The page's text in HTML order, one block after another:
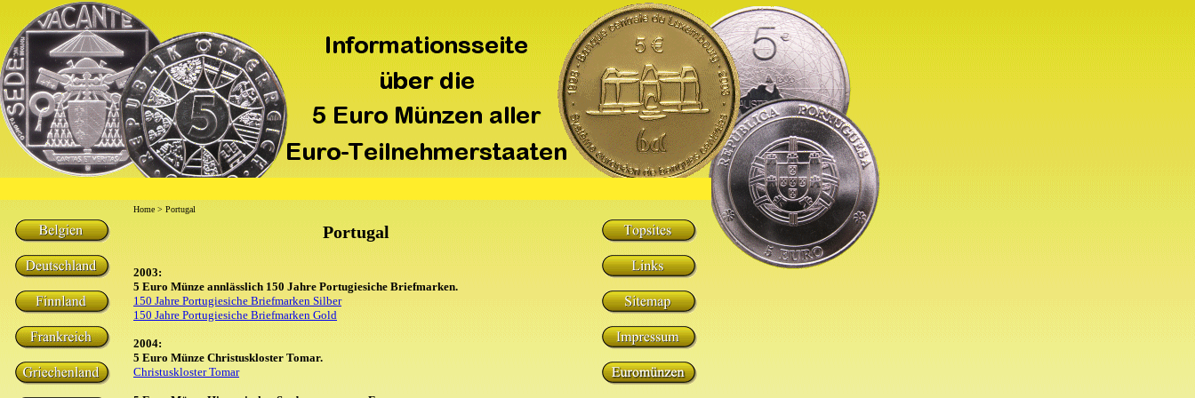
Home > Portugal
Portugal
2003:
5 Euro Münze annlässlich 150 Jahre Portugiesiche Briefmarken.
150 Jahre Portugiesiche Briefmarken Silber
150 Jahre Portugiesiche Briefmarken Gold
2004:
5 Euro Münze Christuskloster Tomar.
Christuskloster Tomar